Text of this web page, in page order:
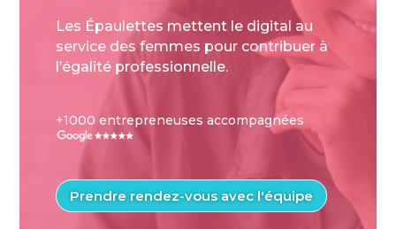
Les Épaulettes mettent le digital au
service des femmes pour contribuer à
l’égalité professionnelle.
+1000 entrepreneuses accompagnées
Prendre rendez-vous avec l'équipe